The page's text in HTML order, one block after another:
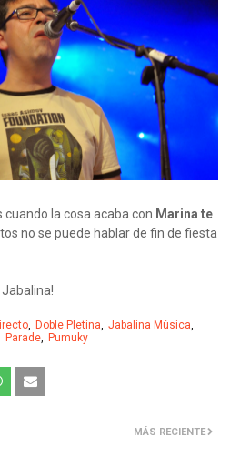
la cosa acaba con Marina te
no se puede hablar de fin de fiesta
Doble Pletina
Jabalina Música
Parade Pumuky
MÁS RECIENTE